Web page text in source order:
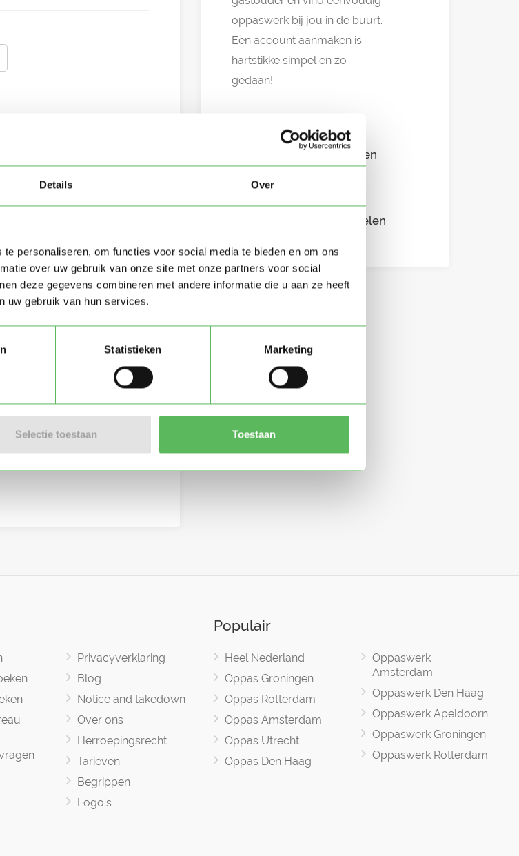
Details Over
personaliseren, om functies voor social media te bieden en om ons
over uw gebruik van onze site met onze partners voor social
deze gegevens combineren met andere informatie die u aan ze heeft
uw gebruik van hun services.
Statistieken Marketing
Selectie toestaan Toestaan
van Oppasland.
oppaswerk bij jou in de buurt.
Een account aanmaken is
hartstikke simpel en zo
gedaan!
Eenvoudig aanmelden
Snel in contact
Overzichtelijke profielen
Privacyverklaring
Blog
Notice and takedown
Over ons
Herroepingsrecht
Tarieven
Begrippen
Logo's
Populair
Heel Nederland
Oppas Groningen
Oppas Rotterdam
Oppas Amsterdam
Oppas Utrecht
Oppas Den Haag
Oppaswerk
Amsterdam
Oppaswerk Den Haag
Oppaswerk Apeldoorn
Oppaswerk Groningen
Oppaswerk Rotterdam